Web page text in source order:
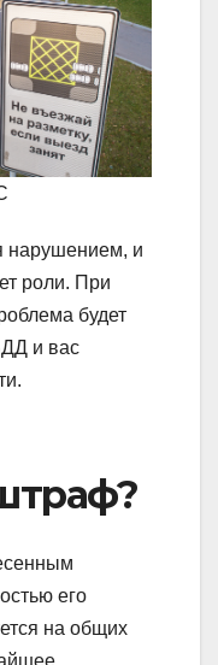
нарушением, и
роли. При
будет
и вас
его
на общих